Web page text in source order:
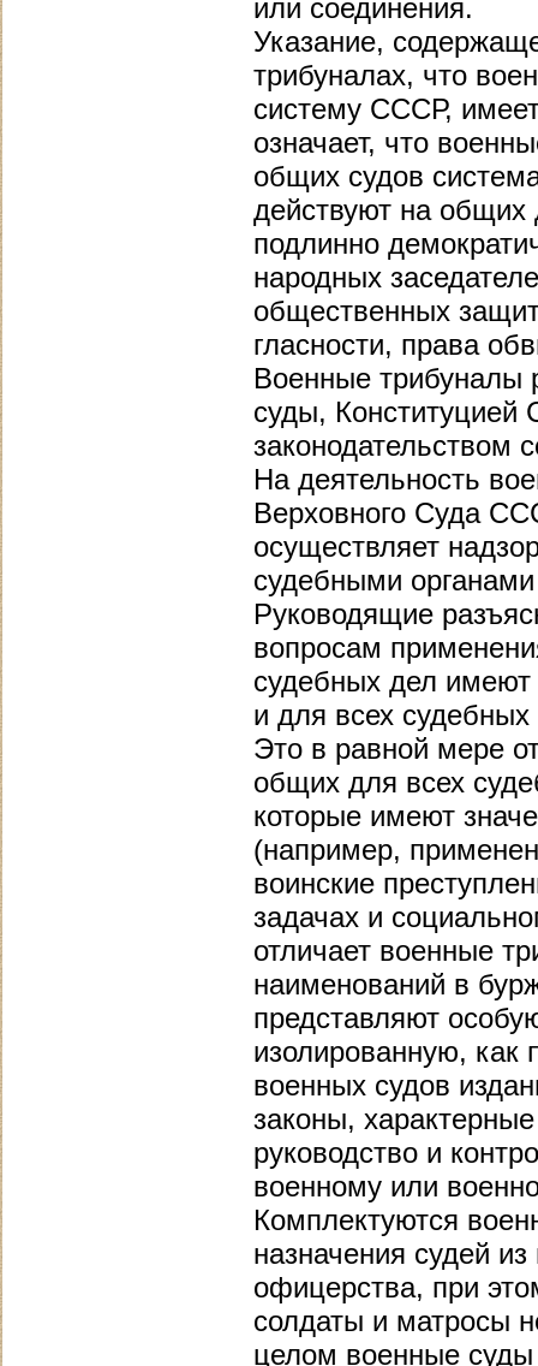
или соединения.
Указание,
трибуналах, что
систему СССР,
означает, что
общих судов
действуют на общих
подлинно
народных
общественных
гласности, права
Военные трибуналы
суды,
законодательством
На деятельность
Верховного Суда
осуществляет
судебными
Руководящие
вопросам
судебных дел имеют
и для всех
Это в равной мере
общих для всех
которые имеют
(например,
воинские
задачах и
отличает военные
наименований в
представляют
изолированную,
военных судов
законы,
руководство и
военному или
Комплектуются
назначения судей
офицерства, при
солдаты и матросы
целом военные